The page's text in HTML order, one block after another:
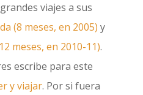
viajes a sus
(8 meses, en 2005) y
meses, en 2010-11).
escribe para este
y viajar. Por si fuera